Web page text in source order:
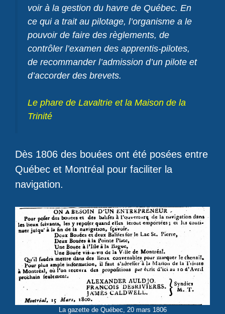
voir à la gestion du havre de Québec. En
ce qui a trait au pilotage, l’organisme a le
pouvoir de faire des règlements, de
contrôler l’examen des apprentis-pilotes,
de recommander l’admission d’un pilote et
d’accorder des brevets.
Le phare de Lavaltrie et la Maison de la
Trinité
Dès 1806 des bouées ont été posées entre
Québec et Montréal pour faciliter la
navigation.
La gazette de Québec, 20 mars 1806